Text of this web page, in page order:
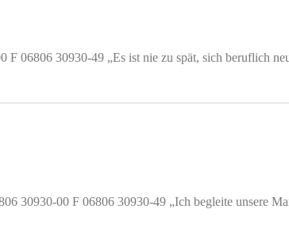
06806 30930-49 „Es ist nie zu spät, sich beruflich
30930-00 F 06806 30930-49 „Ich begleite unsere